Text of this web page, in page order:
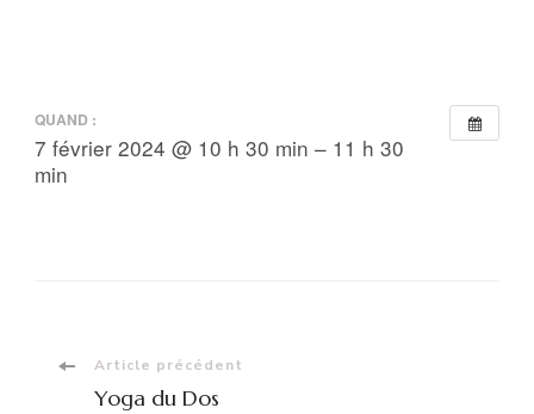
QUAND :
7 février 2024 @ 10 h 30 min – 11 h 30
min
Navigation
Article précédent
Yoga du Dos